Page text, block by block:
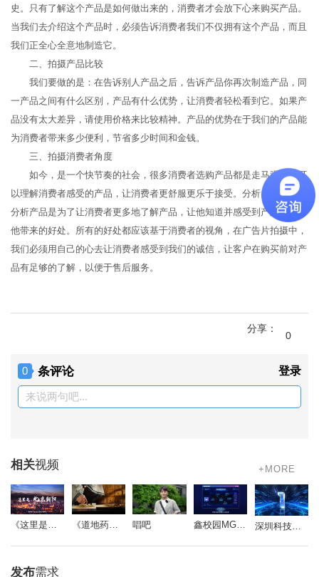
史。只有了解这个产品是如何做出来的，消费者才会放下心来购买产品。
当我们去介绍这个产品时，必须告诉消费者我们不仅拥有这个产品，而且
我们正全心全意地制造它。
二、拍摄产品比较
我们要做的是：在告诉别人产品之后，告诉产品你再次制造产品，同
一产品之间有什么区别，产品有什么优势，让消费者轻松看到它。如果产
品没有太大差异，请使用价格来比较精神。产品的优势在于我们的产品能
为消费者带来多少便利，节省多少时间和金钱。
三、拍摄消费者角度
如今，是一个快节奏的社会，很多消费者选购产品都是走马观花，可
以理解消费者感受的产品，让消费者更舒服更乐于接受。分析自己的产品
分析产品是为了让消费者更多地了解产品，让他知道并感受到产品可以给
他带来的好处。所有的好处都应该基于消费者的视角，在广告片拍摄中，
我们必须用自己的心去让消费者感受到我们的诚信，让客户在购买前对产
品有足够的了解，以便于售后服务。
0
分享：
0 条评论 登录
来说两句吧...
相关视频 +MORE
《这里是北京朝阳》 《道地药心》同仁堂药材参茸宣传片 唱吧 鑫校园MG动画 深圳科技影视周-开场视频
发布需求